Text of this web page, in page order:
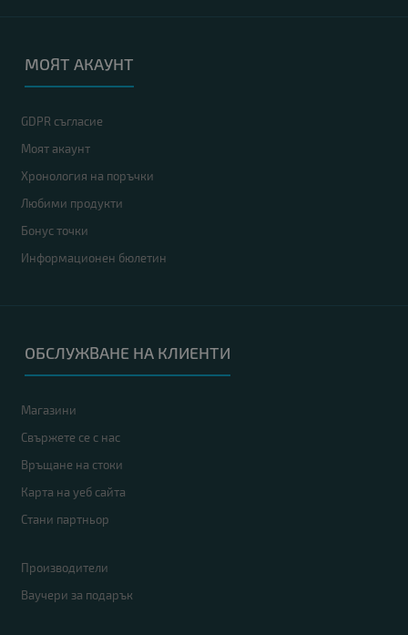
МОЯТ АКАУНТ
GDPR съгласие
Моят акаунт
Хронология на поръчки
Любими продукти
Бонус точки
Информационен бюлетин
ОБСЛУЖВАНЕ НА КЛИЕНТИ
Магазини
Свържете се с нас
Връщане на стоки
Карта на уеб сайта
Стани партньор
Производители
Ваучери за подарък